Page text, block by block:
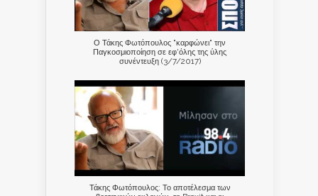
Ο Τάκης Φωτόπουλος "καρφώνει" την
Παγκοσμιοποίηση σε εφ'όλης της ύλης
συνέντευξη (3/7/2017)
Τάκης Φωτόπουλος: Το αποτέλεσμα των